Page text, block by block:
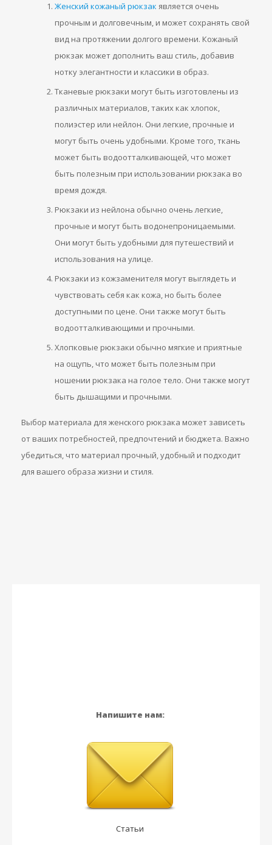
Женский кожаный рюкзак является очень
прочным и долговечным, и может сохранять свой
вид на протяжении долгого времени. Кожаный
рюкзак может дополнить ваш стиль, добавив
нотку элегантности и классики в образ.
Тканевые рюкзаки могут быть изготовлены из
различных материалов, таких как хлопок,
полиэстер или нейлон. Они легкие, прочные и
могут быть очень удобными. Кроме того, ткань
может быть водоотталкивающей, что может
быть полезным при использовании рюкзака во
время дождя.
Рюкзаки из нейлона обычно очень легкие,
прочные и могут быть водонепроницаемыми.
Они могут быть удобными для путешествий и
использования на улице.
Рюкзаки из кожзаменителя могут выглядеть и
чувствовать себя как кожа, но быть более
доступными по цене. Они также могут быть
водоотталкивающими и прочными.
Хлопковые рюкзаки обычно мягкие и приятные
на ощупь, что может быть полезным при
ношении рюкзака на голое тело. Они также могут
быть дышащими и прочными.
Выбор материала для женского рюкзака может зависеть
от ваших потребностей, предпочтений и бюджета. Важно
убедиться, что материал прочный, удобный и подходит
для вашего образа жизни и стиля.
Напишите нам:
Статьи